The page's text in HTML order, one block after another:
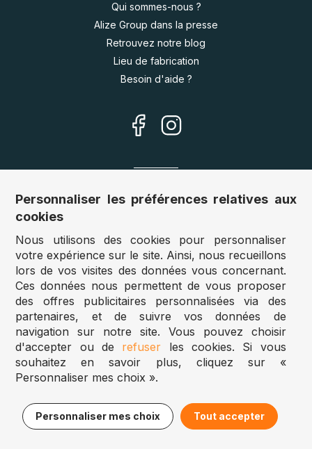
11,50€ Ajouter au panier
Qui sommes-nous ?
Alize Group dans la presse
Retrouvez notre blog
Lieu de fabrication
Besoin d'aide ?
Nos sites
Autriche :www.puzzle.at
Belgique :www.puzzle.be
Royaume Uni :
www.jigsawpuzzle.co.uk
Accès revendeurs / détaillants
Vous avez un magasin ?
Vous souhaitez accéder à nos prix revendeurs ?
Puzzle.be 2025
Personnaliser les préférences relatives aux
cookies
Nous utilisons des cookies pour personnaliser
votre expérience sur le site. Ainsi, nous recueillons
lors de vos visites des données vous concernant.
Ces données nous permettent de vous proposer
des offres publicitaires personnalisées via des
partenaires, et de suivre vos données de
navigation sur notre site. Vous pouvez choisir
d'accepter ou de refuser les cookies. Si vous
souhaitez en savoir plus, cliquez sur «
Personnaliser mes choix ».
Personnaliser mes choix Tout accepter